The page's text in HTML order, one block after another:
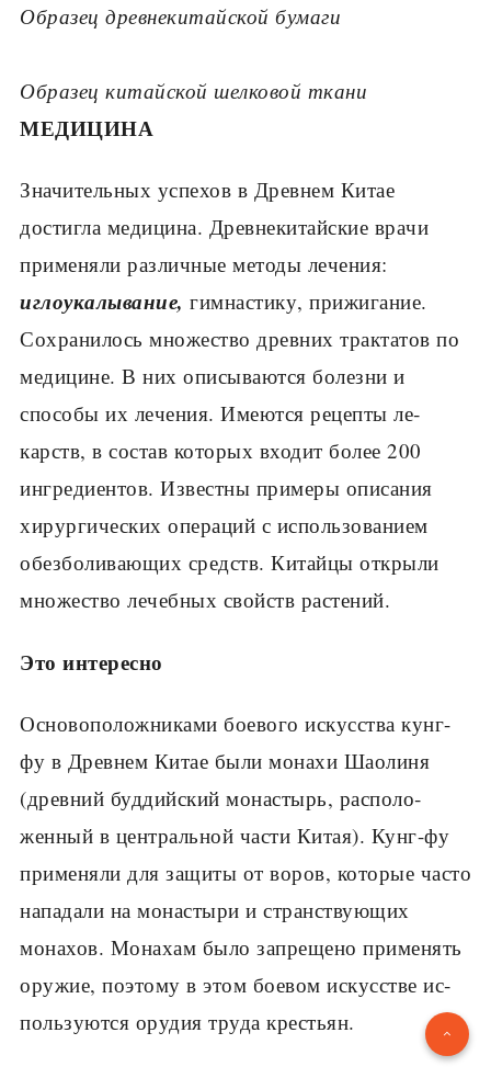
Образец древнекитайской бумаги
Образец китайской шелковой ткани
МЕДИЦИНА
Значительных успехов в Древнем Китае
достигла медицина. Древнекитайские вра­чи
применяли различные методы лечения:
иглоукалывание, гимнастику, прижигание.
Сохранилось множество древних трактатов по
медицине. В них описываются болезни и
способы их лечения. Имеются рецепты ле­
карств, в состав которых входит более 200
ингредиентов. Известны примеры описания
хирургических операций с использованием
обезболивающих средств. Китайцы открыли
множество лечебных свойств растений.
Это интересно
Основоположниками боевого искусства кунг-
фу в Древнем Китае были монахи Шаоли­ня
(древний буддийский монастырь, располо­
женный в центральной части Китая). Кунг-фу
применяли для защиты от воров, которые ча­сто
нападали на монастыри и странствующих
монахов. Монахам было запрещено применять
оружие, поэтому в этом боевом искусстве ис­
пользуются орудия труда крестьян.